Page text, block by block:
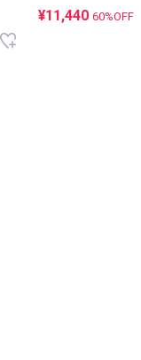
¥11,440 60%OFF